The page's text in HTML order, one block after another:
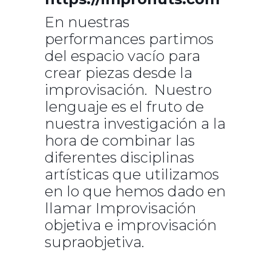
En nuestras
performances partimos
del espacio vacío para
crear piezas desde la
improvisación. Nuestro
lenguaje es el fruto de
nuestra investigación a la
hora de combinar las
diferentes disciplinas
artísticas que utilizamos
en lo que hemos dado en
llamar Improvisación
objetiva e improvisación
supraobjetiva.